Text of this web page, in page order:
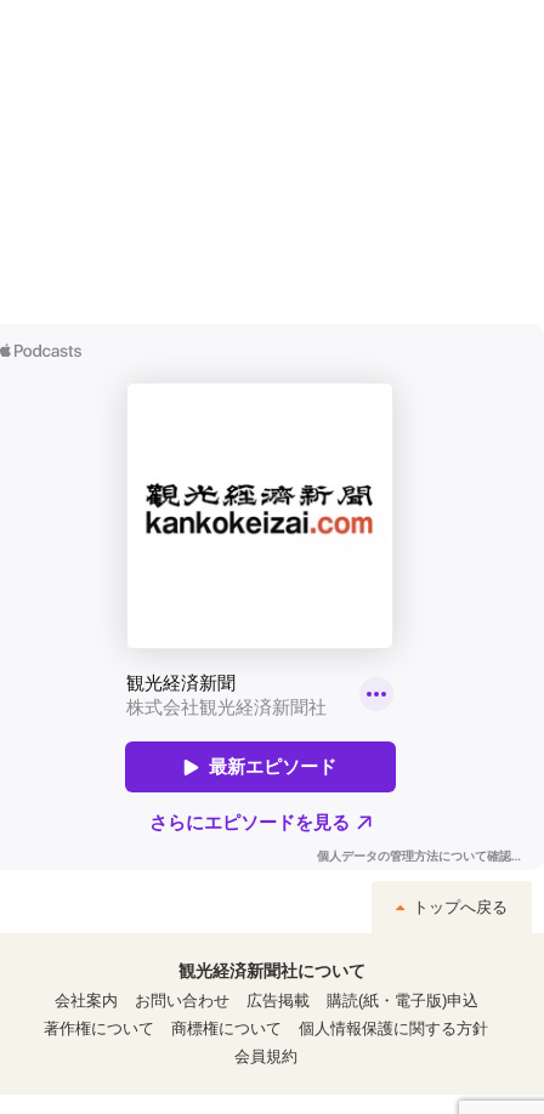
トップへ戻る
観光経済新聞社について
会社案内
お問い合わせ 広告掲載
購読(紙・電子版)申込
著作権について
商標権について
個人情報保護に関する方針
会員規約